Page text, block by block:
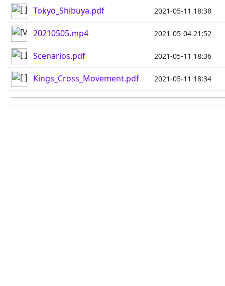
Tokyo_Shibuya.pdf 2021-05-11 18:38
20210505.mp4 2021-05-04 21:52
Scenarios.pdf 2021-05-11 18:36
Kings_Cross_Movement.pdf 2021-05-11 18:34